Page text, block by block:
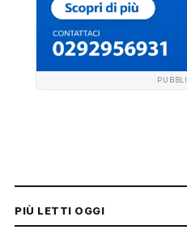
PIÙ LETTI OGGI